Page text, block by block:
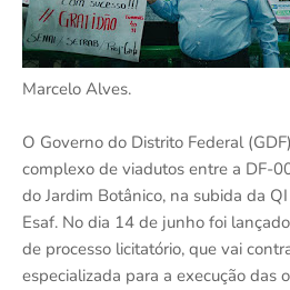
Marcelo Alves.
O Governo do Distrito Federal
complexo de viadutos entre a DF-
do Jardim Botânico, na subida da
Esaf. No dia 14 de junho foi
de processo licitatório, que vai
especializada para a execução das